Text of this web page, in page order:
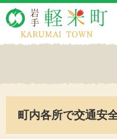
町内各所で交通安